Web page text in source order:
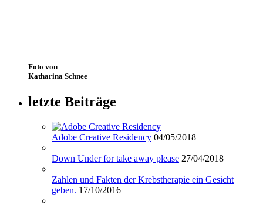
Foto von
Katharina Schnee
letzte Beiträge
Adobe Creative Residency 04/05/2018
Down Under for take away please 27/04/2018
Zahlen und Fakten der Krebstherapie ein Gesicht
geben. 17/10/2016